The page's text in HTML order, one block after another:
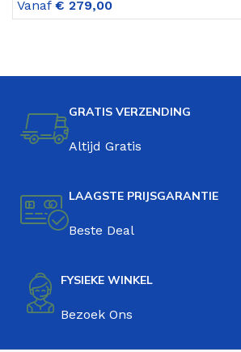
Vanaf € 279,00
GRATIS VERZENDING
Altijd Gratis
LAAGSTE PRIJSGARANTIE
Beste Deal
FYSIEKE WINKEL
Bezoek Ons